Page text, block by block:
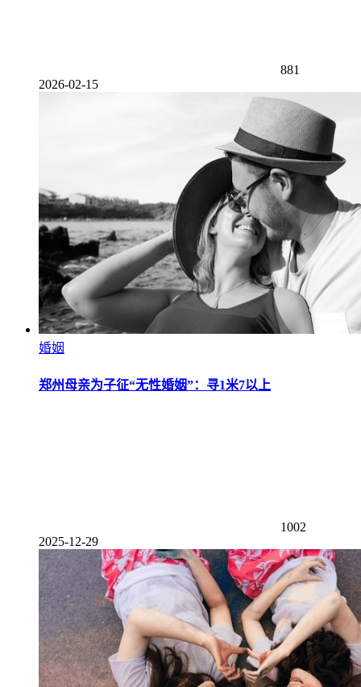
881
2026-02-15
婚姻
郑州母亲为子征“无性婚姻”：寻1米7以上
1002
2025-12-29